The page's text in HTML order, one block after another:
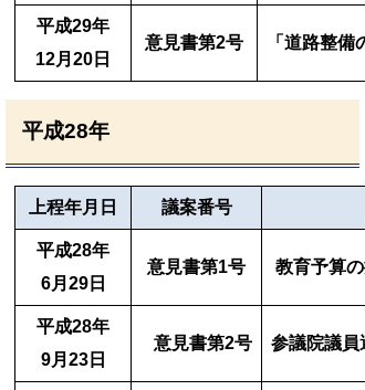
平成29年
12月20日
意見書第2号 「道路整
平成28年
上程年月日 議案番号
平成28年
6月29日
意見書第1号 教育予算
平成28年
9月23日
意見書第2号 参議院議員